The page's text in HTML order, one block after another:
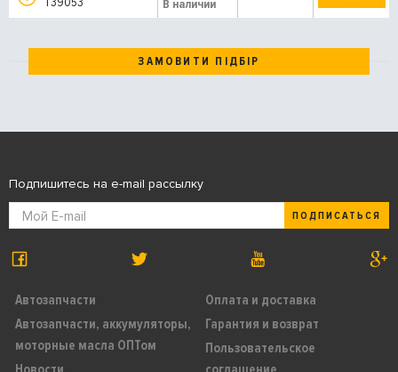
В наличии
ЗАМОВИТИ ПІДБІР
Автозапчасти
Автозапчасти, аккумуляторы,
моторные масла ОПТом
Оплата и доставка
Гарантия и возврат
Пользовательское
Подпишитесь на e-mail рассылку
ПОДПИСАТЬСЯ